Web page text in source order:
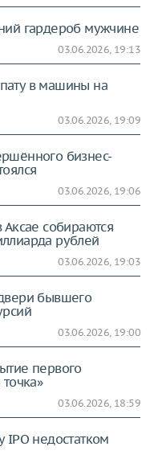
гардероб мужчине
03.06.2026, 19:13
в машины на
03.06.2026, 19:09
бизнес-
03.06.2026, 19:06
собираются
рублей
03.06.2026, 19:03
бывшего
03.06.2026, 19:00
первого
03.06.2026, 18:59
IPO недостатком